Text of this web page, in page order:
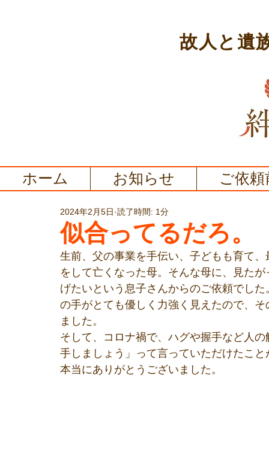
故人と遺
ホーム お知らせ ご依
似合ってるだろ。
2024年2月5日 読了時間: 1分
生前、父の事業を手伝い、子どもも育て
をして亡くなった母。そんな母に、見た
げたいという息子さんからのご依頼でし
の手がとても優しく力強く見えたので、
ました。
そして、コロナ禍で、ハグや握手など人
手しましょう」って言っていただけたこ
本当にありがとうございました。